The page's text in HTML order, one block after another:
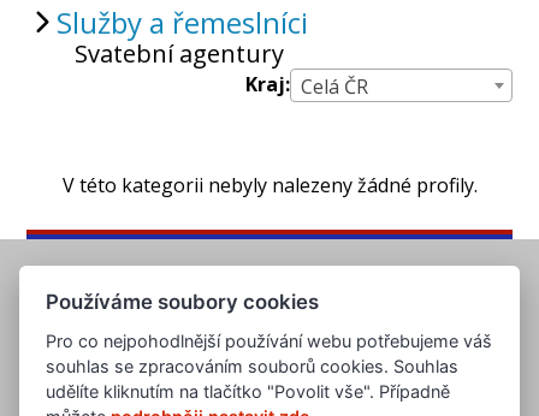
Služby a řemeslníci
Svatební agentury
Kraj: Celá ČR
V této kategorii nebyly nalezeny žádné profily.
Používáme soubory cookies
Pro co nejpohodlnější používání webu potřebujeme váš
souhlas se zpracováním souborů cookies. Souhlas
udělíte kliknutím na tlačítko "Povolit vše". Případně